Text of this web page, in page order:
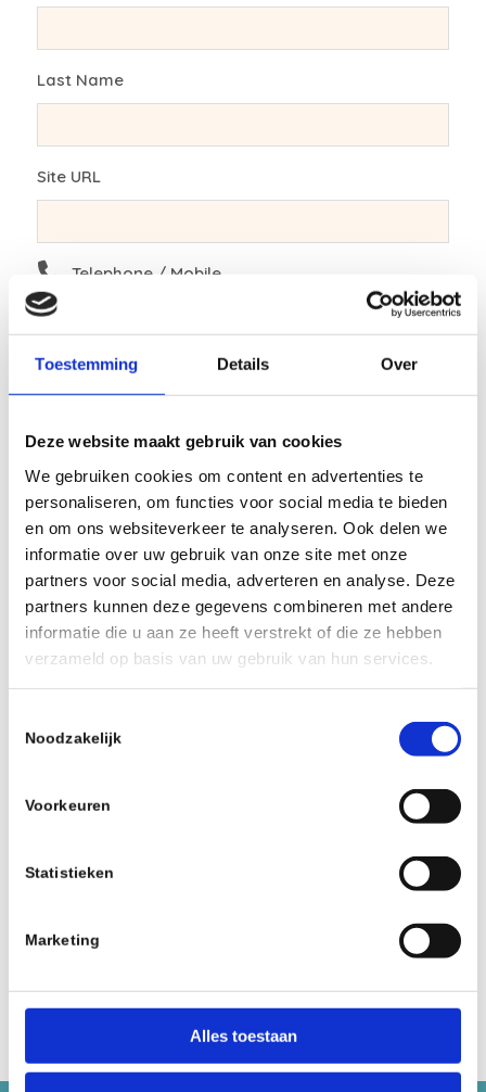
Toestemming Details Over
Deze website maakt gebruik van cookies
We gebruiken cookies om content en advertenties te
personaliseren, om functies voor social media te bieden
en om ons websiteverkeer te analyseren. Ook delen we
informatie over uw gebruik van onze site met onze
partners voor social media, adverteren en analyse. Deze
partners kunnen deze gegevens combineren met andere
informatie die u aan ze heeft verstrekt of die ze hebben
verzameld op basis van uw gebruik van hun services.
Noodzakelijk
Voorkeuren
Statistieken
Marketing
Alles toestaan
Last Name
Site URL
Telephone / Mobile
Phone alternative
2nd phone number (private, alternative, long line, etc)
IBAN-accountnumber
Your bank account number in IBAN format
Address number
Address number including add ons
City / Town
×
Alternative: